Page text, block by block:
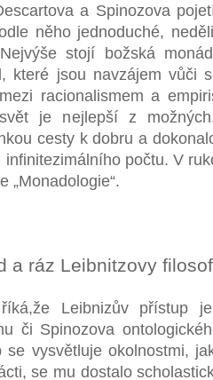
a Spinozova
něho jednoduché,
stojí božská
které jsou navzájem vůči
racionalismem a
je nejlepší z
cesty k dobru a
infinitezimálního počtu. V
„Monadologie“.
a ráz Leibnitzovy
Leibnizův přístup
či Spinozova
se vysvětluje okolnostmi,
se mu dostalo